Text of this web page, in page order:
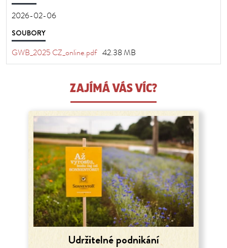
2026-02-06
SOUBORY
GWB_2025 CZ_online.pdf 42.38 MB
ZAJÍMÁ VÁS VÍC?
Udržitelné podnikání